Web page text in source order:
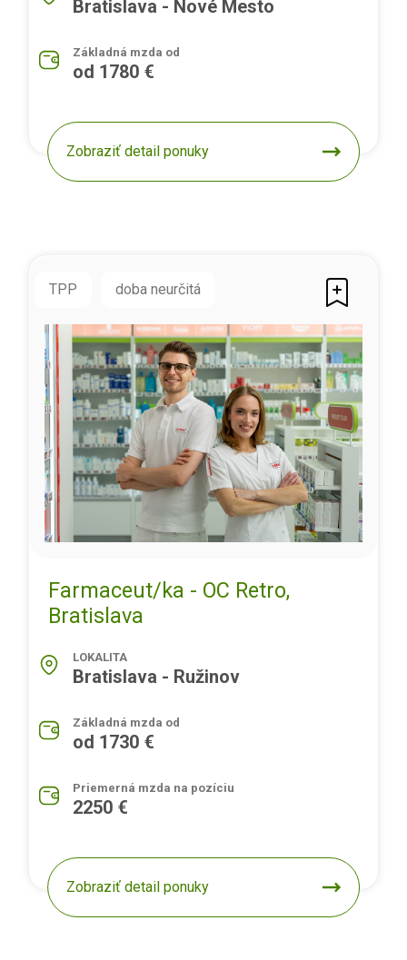
Bratislava - Nové Mesto
Základná mzda od
od 1780 €
Zobraziť detail ponuky
TPP doba neurčitá
Farmaceut/ka - OC Retro,
Bratislava
LOKALITA
Bratislava - Ružinov
Základná mzda od
od 1730 €
Priemerná mzda na pozíciu
2250 €
Zobraziť detail ponuky